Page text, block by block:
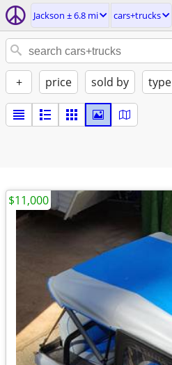
Jackson ± 6.8 mi cars+trucks
+ price sold by type
$11,000